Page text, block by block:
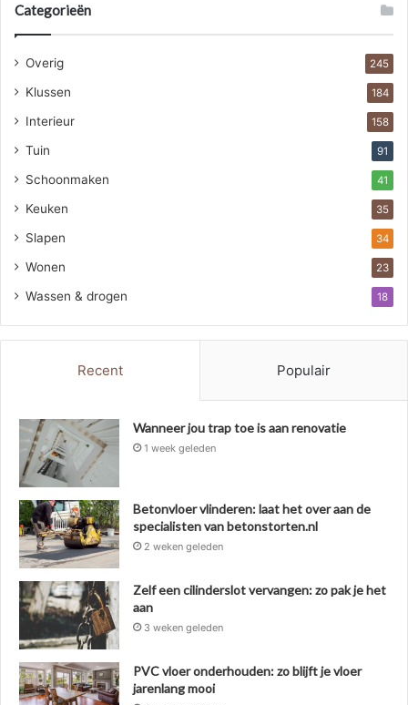
Categorieën
Overig 245
Klussen 184
Interieur 158
Tuin 91
Schoonmaken 41
Keuken 35
Slapen 34
Wonen 23
Wassen & drogen 18
Recent Populair
Wanneer jou trap toe is aan renovatie
1 week geleden
Betonvloer vlinderen: laat het over aan de
specialisten van betonstorten.nl
2 weken geleden
Zelf een cilinderslot vervangen: zo pak je het
aan
3 weken geleden
PVC vloer onderhouden: zo blijft je vloer
jarenlang mooi